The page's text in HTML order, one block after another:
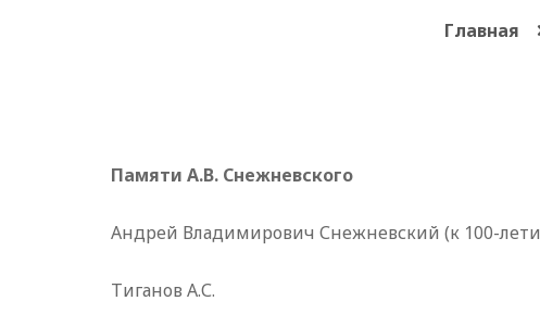
Главная
Памяти А.В. Снежневского
Андрей Владимирович Снежневский (к 100-
Тиганов А.С.